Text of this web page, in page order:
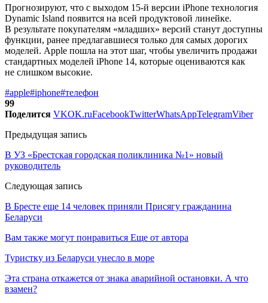
Прогнозируют, что с выходом 15-й версии iPhone технология
Dynamic Island появится на всей продуктовой линейке.
В результате покупателям «младших» версий станут доступны
функции, ранее предлагавшиеся только для самых дорогих
моделей. Apple пошла на этот шаг, чтобы увеличить продажи
стандартных моделей iPhone 14, которые оцениваются как
не слишком высокие.
#apple#iphone#телефон
99
Поделится VKOK.ruFacebookTwitterWhatsAppTelegramViber
Предыдущая запись
В УЗ «Брестская городская поликлиника №1» новый
руководитель
Следующая запись
В Бресте еще 14 человек приняли Присягу гражданина
Беларуси
Вам также могут понравиться Еще от автора
Туристку из Беларуси унесло в море
Эта страна откажется от знака аварийной остановки. А что
взамен?